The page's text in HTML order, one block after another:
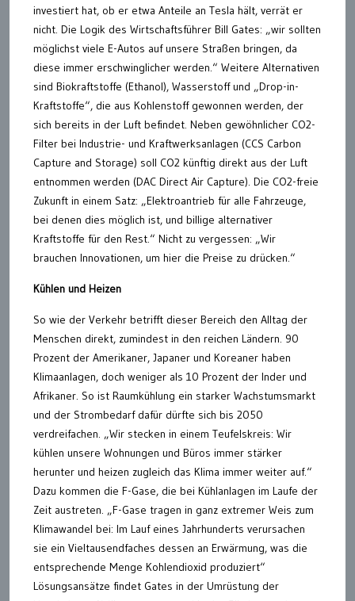
investiert hat, ob er etwa Anteile an Tesla hält, verrät er
nicht. Die Logik des Wirtschaftsführer Bill Gates: „wir sollten
möglichst viele E-Autos auf unsere Straßen bringen, da
diese immer erschwinglicher werden.“ Weitere Alternativen
sind Biokraftstoffe (Ethanol), Wasserstoff und „Drop-in-
Kraftstoffe“, die aus Kohlenstoff gewonnen werden, der
sich bereits in der Luft befindet. Neben gewöhnlicher CO2-
Filter bei Industrie- und Kraftwerksanlagen (CCS Carbon
Capture and Storage) soll CO2 künftig direkt aus der Luft
entnommen werden (DAC Direct Air Capture). Die CO2-freie
Zukunft in einem Satz: „Elektroantrieb für alle Fahrzeuge,
bei denen dies möglich ist, und billige alternativer
Kraftstoffe für den Rest.“ Nicht zu vergessen: „Wir
brauchen Innovationen, um hier die Preise zu drücken.“
Kühlen und Heizen
So wie der Verkehr betrifft dieser Bereich den Alltag der
Menschen direkt, zumindest in den reichen Ländern. 90
Prozent der Amerikaner, Japaner und Koreaner haben
Klimaanlagen, doch weniger als 10 Prozent der Inder und
Afrikaner. So ist Raumkühlung ein starker Wachstumsmarkt
und der Strombedarf dafür dürfte sich bis 2050
verdreifachen. „Wir stecken in einem Teufelskreis: Wir
kühlen unsere Wohnungen und Büros immer stärker
herunter und heizen zugleich das Klima immer weiter auf.“
Dazu kommen die F-Gase, die bei Kühlanlagen im Laufe der
Zeit austreten. „F-Gase tragen in ganz extremer Weis zum
Klimawandel bei: Im Lauf eines Jahrhunderts verursachen
sie ein Vieltausendfaches dessen an Erwärmung, was die
entsprechende Menge Kohlendioxid produziert“
Lösungsansätze findet Gates in der Umrüstung der